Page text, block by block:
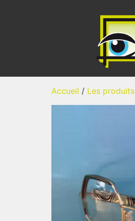
Accueil / Les produits